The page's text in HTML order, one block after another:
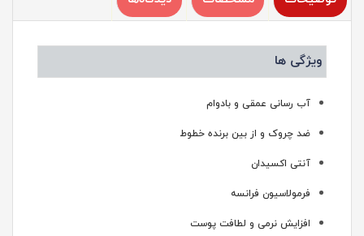
ویژگی ها
آب رسانی عمقی و بادوام
ضد چروک و از بین برنده خطوط
آنتی اکسیدان
فرمولاسیون فرانسه
افزایش نرمی و لطافت پوست